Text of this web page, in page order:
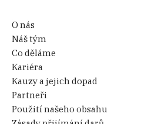
O nás
Náš tým
Co děláme
Kariéra
Kauzy a jejich dopad
Partneři
Použití našeho obsahu